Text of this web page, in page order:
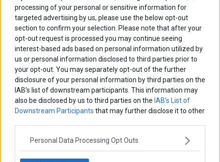
processing of your personal or sensitive information for
targeted advertising by us, please use the below opt-out
section to confirm your selection. Please note that after your
opt-out request is processed you may continue seeing
interest-based ads based on personal information utilized by
us or personal information disclosed to third parties prior to
your opt-out. You may separately opt-out of the further
disclosure of your personal information by third parties on the
IAB’s list of downstream participants. This information may
also be disclosed by us to third parties on the IAB’s List of
Downstream Participants that may further disclose it to other
Personal Data Processing Opt Outs
Σταματίνα Σταματάκου
Η βία κατά των ζώων δεν αντέχει βολικές ερμηνείες
Δημήτρης Καμπουράκης
Από την αποθέωση στην καταγγελία: Η Ελλάδα πάντα
ψάχνει τον επόμενο Μεσσία
Νικόλαος Φουρτζής
MIT Sloan: Οι AI-driven επιχειρήσεις διαμορφώνουν το νέο
μοντέλο επιχειρηματικότητας